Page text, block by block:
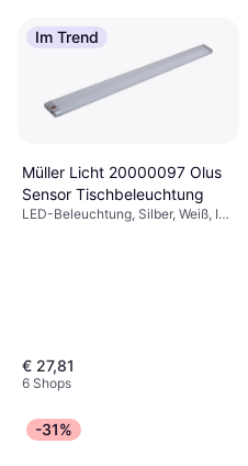
Im Trend
Müller Licht 20000097 Olus
Sensor Tischbeleuchtung
LED-Beleuchtung, Silber, Weiß, IP-
€ 27,81
6 Shops
-31%